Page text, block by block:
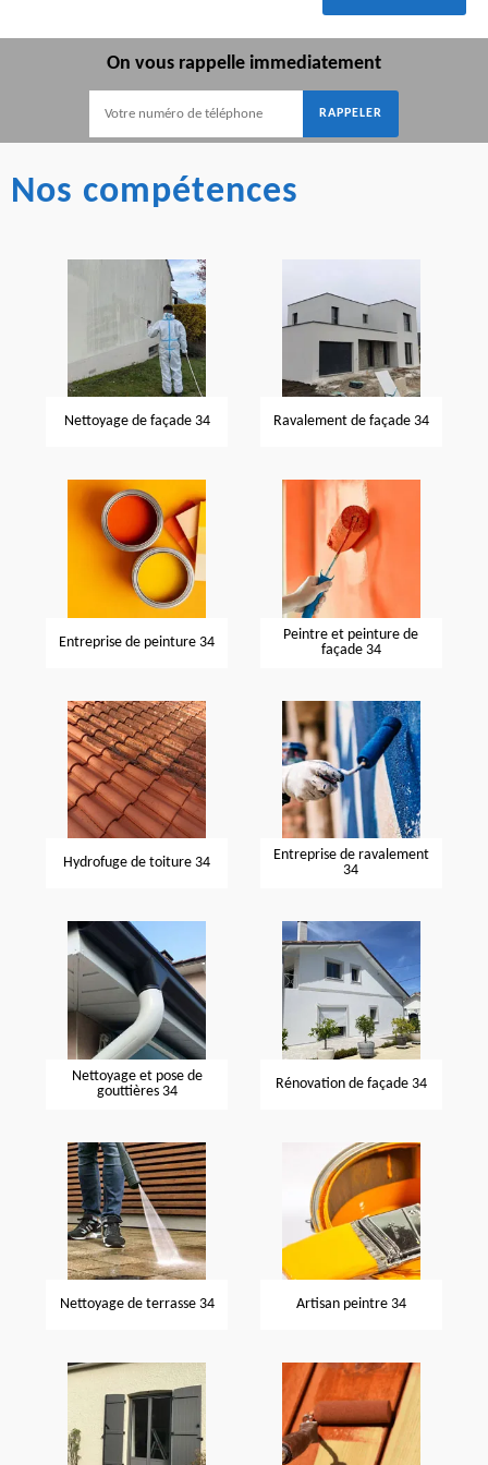
On vous rappelle immediatement
Nos compétences
Nettoyage de façade 34 Ravalement de façade 34
Entreprise de peinture 34
Peintre et peinture de
façade 34
Hydrofuge de toiture 34
Entreprise de ravalement
34
Nettoyage et pose de
gouttières 34
Rénovation de façade 34
Nettoyage de terrasse 34 Artisan peintre 34